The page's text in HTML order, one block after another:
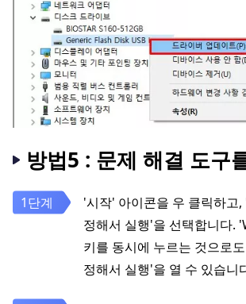
방법5 : 문제 해결 도구
'시작' 아이콘을 우 클릭하고,
정해서 실행'을 선택합니다.
키를 동시에 누르는 것으로
정해서 실행'을 열 수 있습니